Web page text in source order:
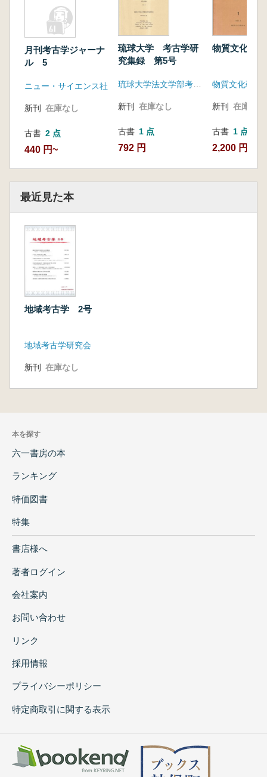
月刊考古学ジャーナ
ル 5
ニュー・サイエンス社
新刊 在庫なし
古書 2 点
440 円~
琉球大学 考古学研
究集録 第5号
新刊 在庫なし
古書 1 点
792 円
物質文化 1
物質文化研究
新刊 在庫なし
古書 1 点
2,200 円
最近見た本
地域考古学 2号
地域考古学研究会
新刊 在庫なし
本を探す
六一書房の本
ランキング
特価図書
特集
書店様へ
著者ログイン
会社案内
お問い合わせ
リンク
採用情報
プライバシーポリシー
特定商取引に関する表示